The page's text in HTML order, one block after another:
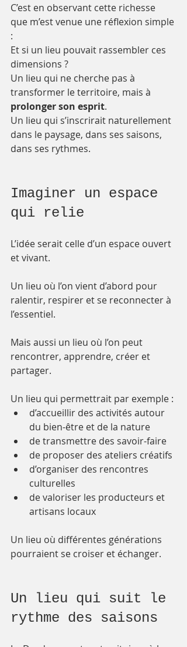
C’est en observant cette richesse
que m’est venue une réflexion simple
:
Et si un lieu pouvait rassembler ces
dimensions ?
Un lieu qui ne cherche pas à
transformer le territoire, mais à
prolonger son esprit.
Un lieu qui s’inscrirait naturellement
dans le paysage, dans ses saisons,
dans ses rythmes.
Imaginer un espace
qui relie
L’idée serait celle d’un espace ouvert
et vivant.
Un lieu où l’on vient d’abord pour
ralentir, respirer et se reconnecter à
l’essentiel.
Mais aussi un lieu où l’on peut
rencontrer, apprendre, créer et
partager.
Un lieu qui permettrait par exemple :
d’accueillir des activités autour
du bien-être et de la nature
de transmettre des savoir-faire
de proposer des ateliers créatifs
d’organiser des rencontres
culturelles
de valoriser les producteurs et
artisans locaux
Un lieu où différentes générations
pourraient se croiser et échanger.
Un lieu qui suit le
rythme des saisons